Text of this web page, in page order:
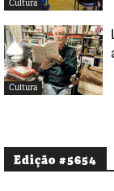
Cultura
Cultura
Edição #5654